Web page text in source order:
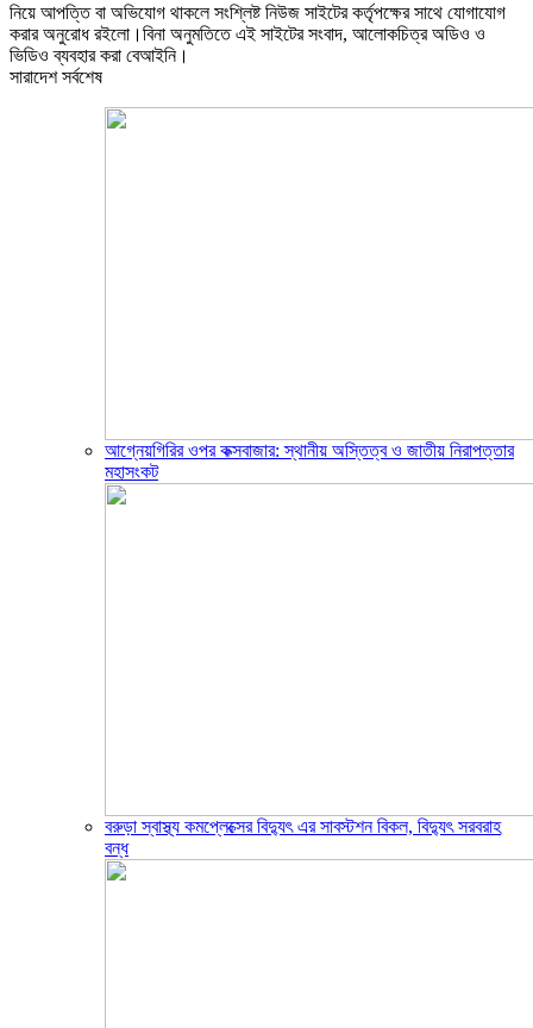
নিয়ে আপত্তি বা অভিযোগ থাকলে সংশ্লিষ্ট নিউজ সাইটের কর্তৃপক্ষের সাথে যোগাযোগ
করার অনুরোধ রইলো।বিনা অনুমতিতে এই সাইটের সংবাদ, আলোকচিত্র অডিও ও
ভিডিও ব্যবহার করা বেআইনি।
সারাদেশ সর্বশেষ
আগ্নেয়গিরির ওপর কক্সবাজার: স্থানীয় অস্তিত্ব ও জাতীয় নিরাপত্তার
মহাসংকট
বরুড়া স্বাস্থ্য কমপ্লেক্সের বিদ্যুৎ এর সাবস্টশন বিকল, বিদ্যুৎ সরবরাহ
বন্ধ